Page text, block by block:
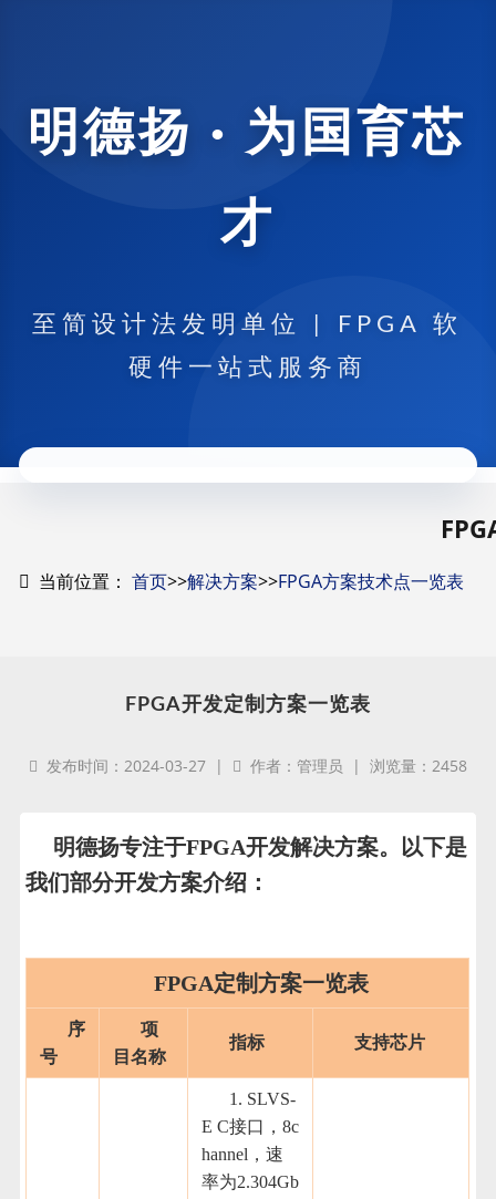
明德扬 · 为国育芯
才
至简设计法发明单位 | FPGA 软
硬件一站式服务商
当前位置：首页>>解决方案>>FPGA方案技术点一览表
FPGA开发定制方案一览表
发布时间：2024-03-27 | 作者：管理员 | 浏览量：2458
明德扬专注于FPGA开发解决方案。以下是
我们部分开发方案介绍：
FPGA定制方案一览表
序
号
项
目名称
指标 支持芯片
1. SLVS-
E C接口，8c
hannel，速
率为2.304Gb